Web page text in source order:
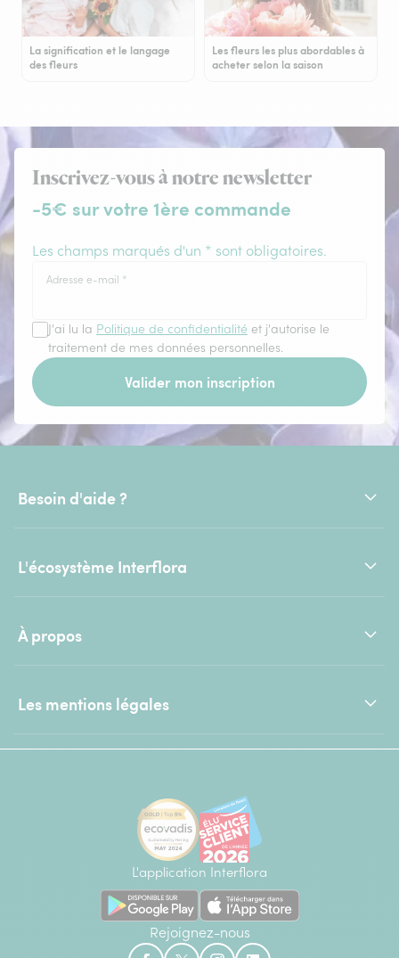
La signification et le langage
des fleurs
Les fleurs les plus abordables à
acheter selon la saison
Inscrivez-vous à notre newsletter
-5€ sur votre 1ère commande
Les champs marqués d'un * sont obligatoires.
Adresse e-mail *
J'ai lu la Politique de confidentialité et j'autorise le
traitement de mes données personnelles.
Valider mon inscription
Besoin d'aide ?
L'écosystème Interflora
À propos
Les mentions légales
L'application Interflora
Rejoignez-nous